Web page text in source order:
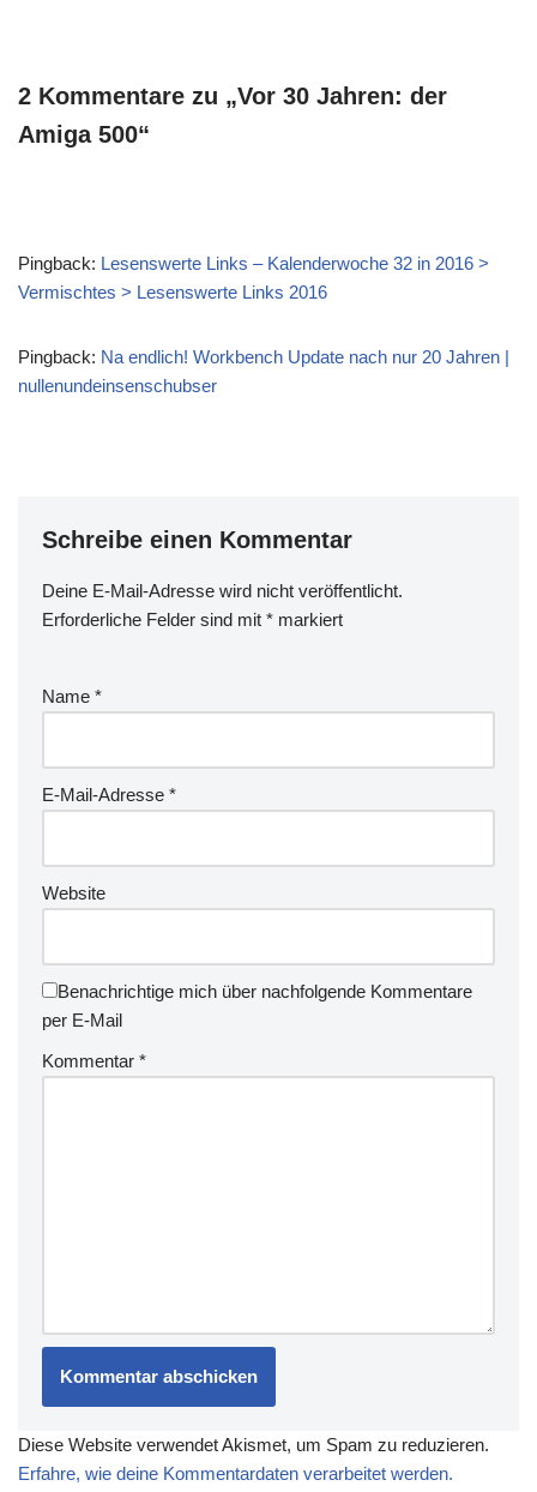
2 Kommentare zu „Vor 30 Jahren: der
Amiga 500“
Pingback: Lesenswerte Links – Kalenderwoche 32 in 2016 >
Vermischtes > Lesenswerte Links 2016
Pingback: Na endlich! Workbench Update nach nur 20 Jahren |
nullenundeinsenschubser
Schreibe einen Kommentar
Deine E-Mail-Adresse wird nicht veröffentlicht.
Erforderliche Felder sind mit * markiert
Name *
E-Mail-Adresse *
Website
Benachrichtige mich über nachfolgende Kommentare
per E-Mail
Kommentar *
Diese Website verwendet Akismet, um Spam zu reduzieren.
Erfahre, wie deine Kommentardaten verarbeitet werden.